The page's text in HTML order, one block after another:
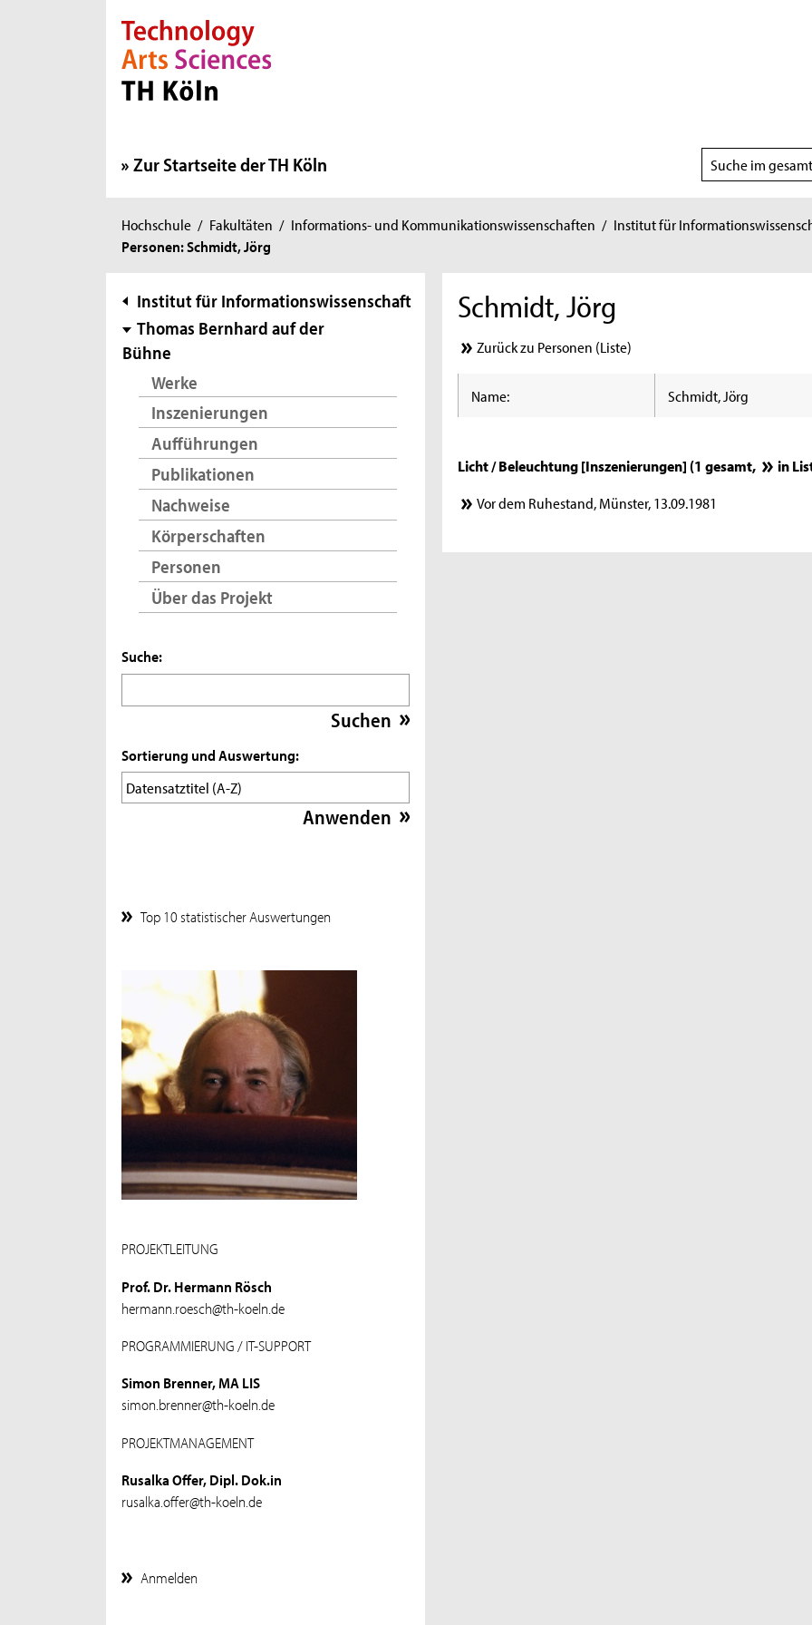
Direkt zur Hauptnavigation
Direkt zur Subnavigation
Direkt zum Inhalt
Direkt zum Fußbereich
Zur Startseite der TH Köln
Suchbereich
wählen
Sie
sind
Hochschule / Fakultäten / Informations- und Kommunikationswissenschaften / Institut für
Personen: Schmidt, Jörg
Subnavigation
Institut für Informationswissenschaft
Thomas Bernhard auf der
Bühne
Werke
Inszenierungen
Aufführungen
Publikationen
Nachweise
Körperschaften
Personen
Über das Projekt
Suche:
Sortierung und Auswertung:
Top 10 statistischer Auswertungen
PROJEKTLEITUNG
Prof. Dr. Hermann Rösch
hermann.roesch@th-koeln.de
PROGRAMMIERUNG / IT-SUPPORT
Simon Brenner, MA LIS
simon.brenner@th-koeln.de
PROJEKTMANAGEMENT
Rusalka Offer, Dipl. Dok.in
rusalka.offer@th-koeln.de
Anmelden
Schmidt, Jörg
Zurück zu Personen (Liste)
Name: Schmidt, Jörg
Licht / Beleuchtung [Inszenierungen] (1 gesamt, in
Vor dem Ruhestand, Münster, 13.09.1981